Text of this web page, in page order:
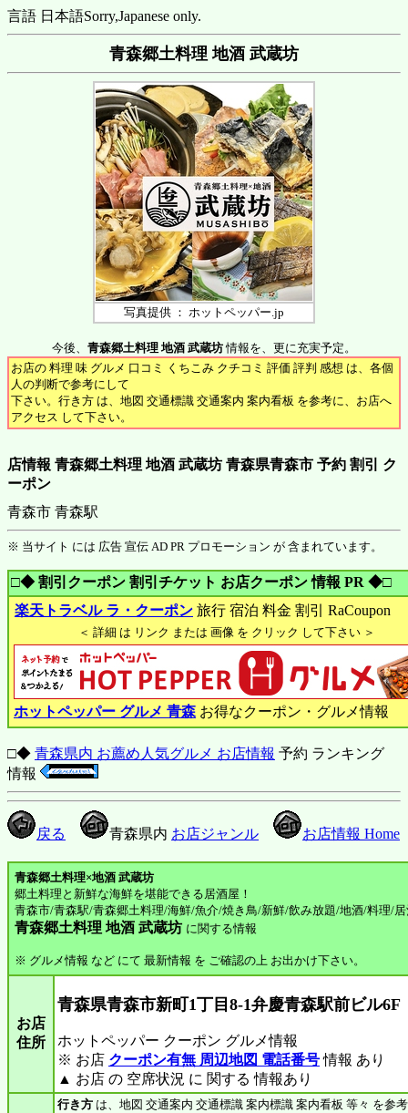
言語 日本語Sorry,Japanese only.
青森郷土料理 地酒 武蔵坊
写真提供 ： ホットペッパー.jp
今後、 青森郷土料理 地酒 武蔵坊情報を、更に充実予定。
お店の 料理 味 グルメ 口コミ くちこみ クチコミ 評価 評判 感想 は、各個
人の判断で参考にして
下さい。行き方 は、地図 交通標識 交通案内 案内看板 を参考に、お店へ
アクセス して下さい。
店情報 青森郷土料理 地酒 武蔵坊 青森県青森市 予約 割引 ク
ーポン
青森市 青森駅
※ 当サイト には 広告 宣伝 AD PR プロモーション が 含まれています。
□◆ 割引クーポン 割引チケット お店クーポン 情報 PR ◆□
楽天トラベル ラ・クーポン 旅行 宿泊 料金 割引 RaCoupon
＜ 詳細 は リンク または 画像 を クリック して下さい ＞
ホットペッパー グルメ 青森お得なクーポン・グルメ情報
□◆ 青森県内 お薦め人気グルメ お店情報 予約 ランキング
情報
戻る 青森県内 お店ジャンル お店情報 Home
青森郷土料理×地酒 武蔵坊
郷土料理と新鮮な海鮮を堪能できる居酒屋！
青森市/青森駅/青森郷土料理/海鮮/魚介/焼き鳥/新鮮/飲み放題/地酒/料理/
青森郷土料理 地酒 武蔵坊 に関する情報
※ グルメ情報 など にて 最新情報 を ご確認の上 お出かけ下さい。
お店
住所
青森県青森市新町1丁目8-1弁慶青森駅前ビル6F
ホットペッパー クーポン グルメ情報
※ お店 クーポン有無 周辺地図 電話番号情報 あり
▲ お店 の 空席状況 に 関する 情報あり
行き方 は、地図 交通案内 交通標識 案内標識 案内看板 等々 を参